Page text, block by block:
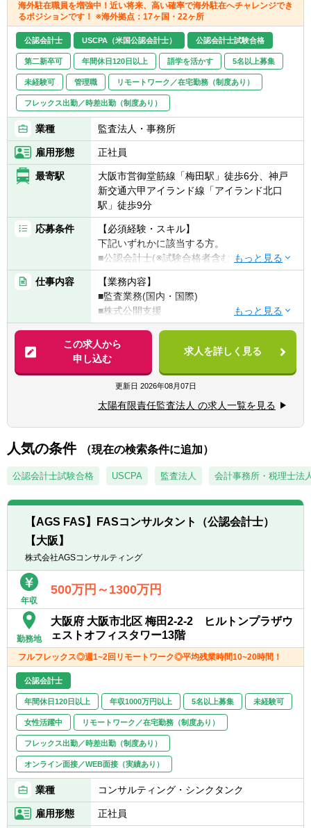
海外駐在職員を増強中！近い将来、高い確率で海外駐在へチャレンジでき
るポジションです！ ※海外拠点：17ヶ国・22ヶ所
公認会計士 USCPA（米国公認会計士） 公認会計士試験合格
第二新卒可 年間休日120日以上 語学を活かす 5名以上募集
未経験可 管理職 リモートワーク／在宅勤務（制度あり）
フレックス出勤／時差出勤（制度あり）
業種 監査法人・事務所
雇用形態 正社員
最寄駅
大阪市営御堂筋線「梅田駅」徒歩6分、神戸
新交通六甲アイランド線「アイランド北口
駅」徒歩9分
応募条件
【必須経験・スキル】
下記いずれかに該当する方。
■公認会計士(※試験合格者含む)
■USCPA(※監査経験必須)
※前職のご経験を積極的に考慮いたします。
【海外駐在の条件について】
ご経験、英語力、ご年齢等で明確な条件は設
けておりません。
目安として、基礎的な監査スキルや
TOEIC700点程度でチャレンジ可能です。
仕事内容
【業務内容】
■監査業務(国内・国際)
■株式公開支援
■内部統制支援
■IFRS導入支援 等
※法人として海外駐在職員を増強していく方
針です。（欧米、アジア地域を中心に）
※ご入所後、1～2年程度は国内拠点にてご経
験を積んでいただきますが、近い将来、海外
へチャレンジできる可能性があります。
※駐在先にもよりますが、アドバイザリー業
務・税務業務の経験ができます。
時点】
現在、約10名の方々が海外拠点へ駐在してお
ります。
この求人から
申し込む
求人を詳しく見る
更新日 2026年08月07日
太陽有限責任監査法人 の求人一覧を見る
人気の条件 （現在の検索条件に追加）
公認会計士試験合格 USCPA 監査法人 会計事務所・税理士法
【AGS FAS】FASコンサルタント（公認会計士）
【大阪】
株式会社AGSコンサルティング
年収
500万円～1300万円
勤務地
大阪府 大阪市北区 梅田2-2-2 ヒルトンプラザウ
ェストオフィスタワー13階
フルフレックス◎週1~2回リモートワーク◎平均残業時間10~20時間！
公認会計士
年間休日120日以上 年収1000万円以上 5名以上募集 未経験可
女性活躍中 リモートワーク／在宅勤務（制度あり）
フレックス出勤／時差出勤（制度あり）
オンライン面接／WEB面接（実績あり）
業種 コンサルティング・シンクタンク
雇用形態 正社員